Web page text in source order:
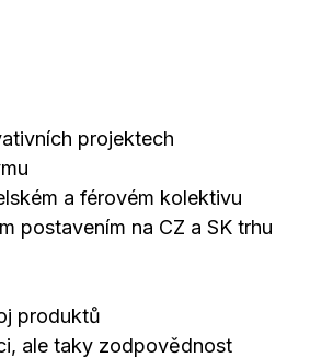
projektech
a férovém kolektivu
postavením na CZ a SK trhu
produktů
ale taky zodpovědnost